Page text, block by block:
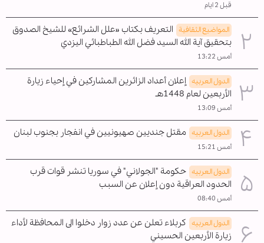
قبل 2 ايام
المواضیع الثقافية التعريف بكتاب «علل الشرائع» للشيخ الصدوق
بتحقيق آية الله السيد فضل الله الطباطبائي اليزدي
أمس 13:22
الدول العربیه إعلان أعداد الزائرين المشاركين في إحياء زيارة
الأربعين لعام 1448هـ
أمس 13:09
الدول العربیه مقتل جنديين صهيونيين في انفجار بجنوب لبنان
أمس 15:21
الدول العربیه حكومة "الجولاني" في سوريا تنشر قوات قرب
الحدود العراقية دون إعلان عن السبب
أمس 08:40
الدول العربیه كربلاء تعلن عن عدد زوار دخلوا الى المحافظة لأداء
زيارة الأربعين الحسيني